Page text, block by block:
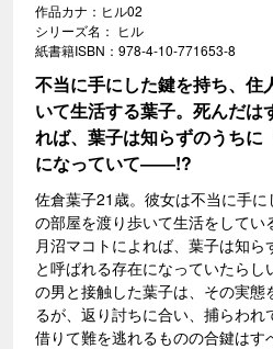
作品カナ：ヒル02
シリーズ名： ヒル
紙書籍ISBN：978-4-10-771653-8
不当に手にした鍵を持ち、住
いて生活する葉子。死んだは
れば、葉子は知らずのうちに
になっていて――!?
佐倉葉子21歳。彼女は不当に手
の部屋を渡り歩いて生活をしてい
月沼マコトによれば、葉子は知ら
と呼ばれる存在になっていたら
の男と接触した葉子は、その実態
るが、返り討ちに合い、捕らわ
借りて難を逃れるものの合鍵は